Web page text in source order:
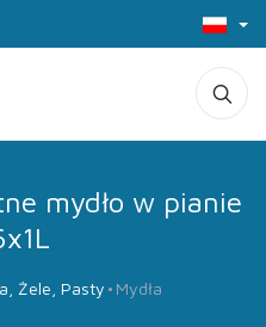
mydło w pianie
Żele, Pasty Mydła